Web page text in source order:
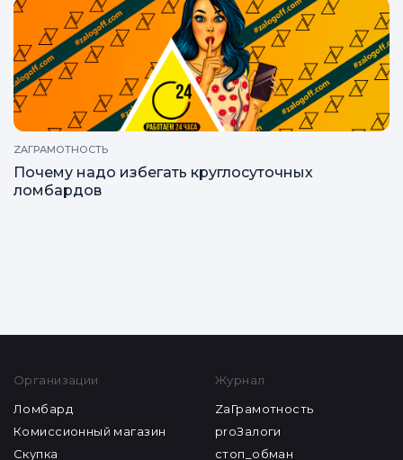
ZAГРАМОТНОСТЬ
Почему надо избегать круглосуточных
ломбардов
Организации
Ломбард
Комиссионный магазин
Скупка
Журнал
ZaГрамотность
proЗалоги
стоп_обман